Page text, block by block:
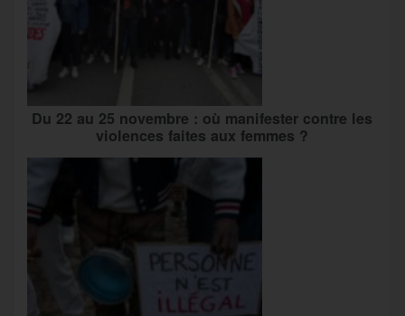
Du 22 au 25 novembre : où manifester contre les
violences faites aux femmes ?